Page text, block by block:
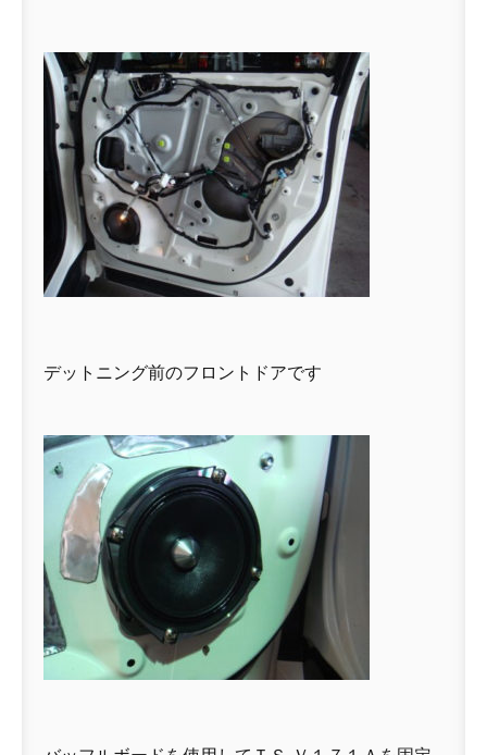
デットニング前のフロントドアです